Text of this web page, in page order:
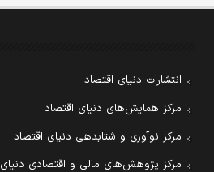
انتشارات دنیای اقتصاد
مرکز همایش‌های دنیای اقتصاد
مرکز نوآوری و شتابدهی دنیای اقتصاد
مرکز پژوهش‌های مالی و اقتصادی دنیای